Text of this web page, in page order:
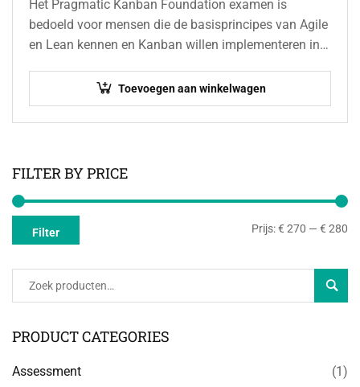
Het Pragmatic Kanban Foundation examen is
bedoeld voor mensen die de basisprincipes van Agile
en Lean kennen en Kanban willen implementeren in
Toevoegen aan winkelwagen
FILTER BY PRICE
Filter Prijs:€ 270 — € 280
PRODUCT CATEGORIES
Assessment
(1)